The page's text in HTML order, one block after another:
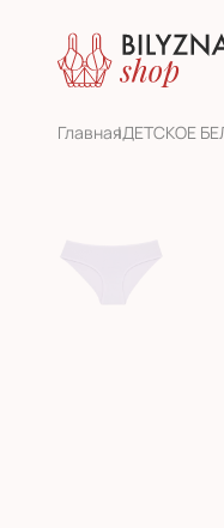
ГлавнаяДЕТСКОЕ